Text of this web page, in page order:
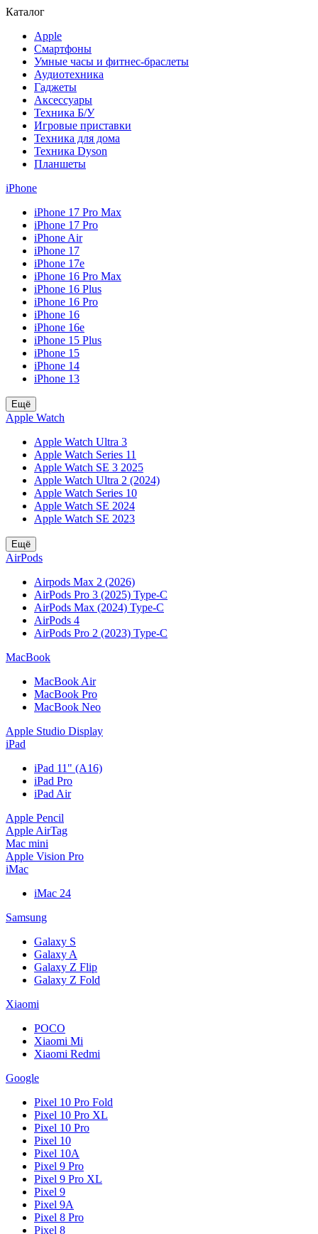
Каталог
Apple
Смартфоны
Умные часы и фитнес-браслеты
Аудиотехника
Гаджеты
Аксессуары
Техника Б/У
Игровые приставки
Техника для дома
Техника Dyson
Планшеты
iPhone
iPhone 17 Pro Max
iPhone 17 Pro
iPhone Air
iPhone 17
iPhone 17e
iPhone 16 Pro Max
iPhone 16 Plus
iPhone 16 Pro
iPhone 16
iPhone 16e
iPhone 15 Plus
iPhone 15
iPhone 14
iPhone 13
Ещё
Apple Watch
Apple Watch Ultra 3
Apple Watch Series 11
Apple Watch SE 3 2025
Apple Watch Ultra 2 (2024)
Apple Watch Series 10
Apple Watch SE 2024
Apple Watch SE 2023
Ещё
AirPods
Airpods Max 2 (2026)
AirPods Pro 3 (2025) Type-C
AirPods Max (2024) Type-C
AirPods 4
AirPods Pro 2 (2023) Type-C
MacBook
MacBook Air
MacBook Pro
MacBook Neo
Apple Studio Display
iPad
iPad 11" (A16)
iPad Pro
iPad Air
Apple Pencil
Apple AirTag
Mac mini
Apple Vision Pro
iMac
iMac 24
Samsung
Galaxy S
Galaxy A
Galaxy Z Flip
Galaxy Z Fold
Xiaomi
POCO
Xiaomi Mi
Xiaomi Redmi
Google
Pixel 10 Pro Fold
Pixel 10 Pro XL
Pixel 10 Pro
Pixel 10
Pixel 10A
Pixel 9 Pro
Pixel 9 Pro XL
Pixel 9
Pixel 9A
Pixel 8 Pro
Pixel 8